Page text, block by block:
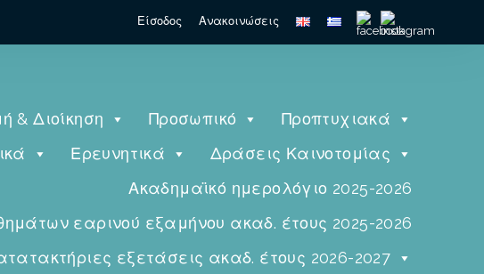
Είσοδος Ανακοινώσεις
& Διοίκηση Προσωπικό
Προπτυχιακά
Ερευνητικά
Δράσεις Καινοτομίας
Ακαδημαϊκό ημερολόγιο 2025-2026
εαρινού εξαμήνου ακαδ. έτους 2025-2026
εξετάσεις ακαδ. έτους 2026-2027